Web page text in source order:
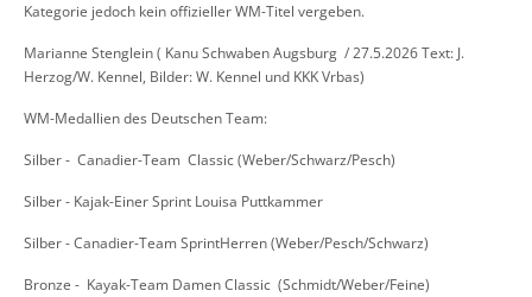
Kategorie jedoch kein offizieller WM-Titel vergeben.
Marianne Stenglein ( Kanu Schwaben Augsburg / 27.5.2026 Text: J.
Herzog/W. Kennel, Bilder: W. Kennel und KKK Vrbas)
WM-Medallien des Deutschen Team:
Silber - Canadier-Team Classic (Weber/Schwarz/Pesch)
Silber - Kajak-Einer Sprint Louisa Puttkammer
Silber - Canadier-Team SprintHerren (Weber/Pesch/Schwarz)
Bronze - Kayak-Team Damen Classic (Schmidt/Weber/Feine)